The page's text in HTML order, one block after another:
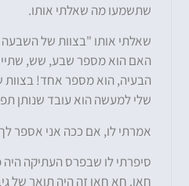
שתשמעו מה שאלתי אותו.
שאלתי אותו "בצוות של השבעה
האם הוא מספר שבע, שש,
הבעיה, הוא מספר אחד! בצוות
שלי למעשה הוא עובד שנותן
אמרתי לו, אם ככה אני אספר לך
סיפרתי לו שבפרס העתיקה
חאן. חא חאן זה היה תואר של